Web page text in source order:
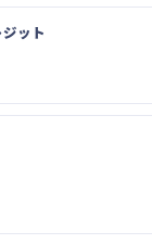
ット